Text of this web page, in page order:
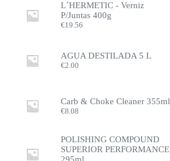
L´HERMETIC - Verniz
P/Juntas 400g
€19.56
AGUA DESTILADA 5 L
€2.00
Carb & Choke Cleaner 355ml
€8.08
POLISHING COMPOUND
SUPERIOR PERFORMANCE
295ml